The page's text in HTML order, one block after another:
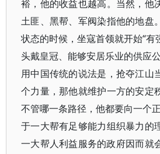
裕，他的收益也越高。当然，他
土匪、黑帮、军阀染指他的地盘
状态的时候，坐寇首领就开始“有
头戴皇冠、能够安居乐业的供应
用中国传统的说法是，抢夺江山
个力量，那他就维护一方的安定
不管哪一条路径，他都要向一个
于一大帮有足够能力组织暴力的
一大帮人利益服务的政府因而就